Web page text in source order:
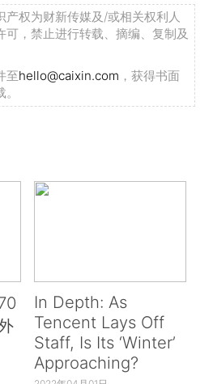
产权为财新传媒及/或相关权利人
可，禁止进行转载、摘编、复制及
至hello@caixin.com ，获得书面
In Depth: As
Tencent Lays Off
Staff, Is Its ‘Winter’
Approaching?